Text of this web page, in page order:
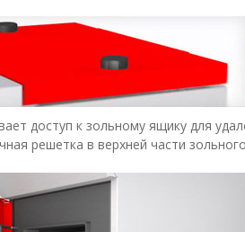
доступ к зольному ящику для
решетка в верхней части